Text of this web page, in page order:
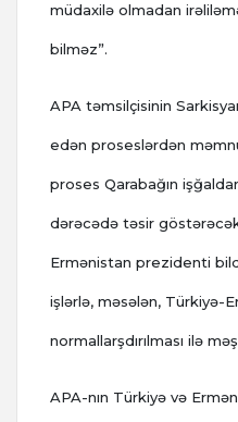
müdaxilə olmadan
bilməz”.
APA təmsilçisinin
edən proseslərdən
proses Qarabağın
dərəcədə təsir
Ermənistan prezidenti
işlərlə, məsələn, Türkiyə-
normallarşdırılması ilə
APA-nın Türkiyə və